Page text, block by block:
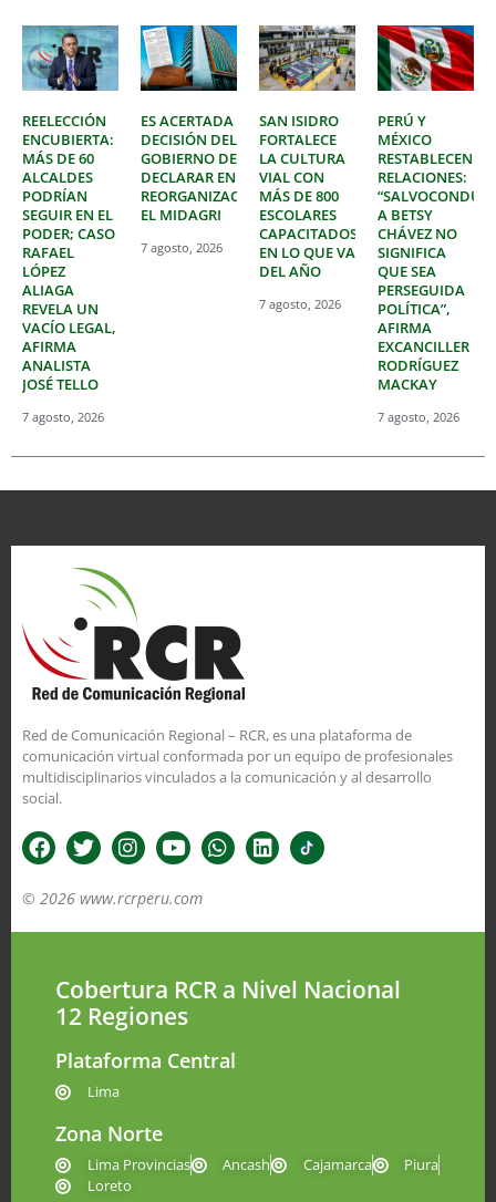
REELECCIÓN
ENCUBIERTA:
MÁS DE 60
ALCALDES
PODRÍAN
SEGUIR EN EL
PODER; CASO
RAFAEL
LÓPEZ
ALIAGA
REVELA UN
VACÍO LEGAL,
AFIRMA
ANALISTA
JOSÉ TELLO
7 agosto, 2026
ES ACERTADA
DECISIÓN DEL
GOBIERNO DE
DECLARAR EN
REORGANIZACIÓN
EL MIDAGRI
7 agosto, 2026
SAN ISIDRO
FORTALECE
LA CULTURA
VIAL CON
MÁS DE 800
ESCOLARES
CAPACITADOS
EN LO QUE VA
DEL AÑO
7 agosto, 2026
PERÚ Y
MÉXICO
RESTABLECEN
RELACIONES:
A BETSY
CHÁVEZ NO
SIGNIFICA
QUE SEA
PERSEGUIDA
POLÍTICA”,
AFIRMA
EXCANCILLER
RODRÍGUEZ
MACKAY
7 agosto, 2026
Red de Comunicación Regional – RCR, es una plataforma de
comunicación virtual conformada por un equipo de profesionales
multidisciplinarios vinculados a la comunicación y al desarrollo
social.
© 2026 www.rcrperu.com
Cobertura RCR a Nivel Nacional
12 Regiones
Plataforma Central
Lima
Zona Norte
Lima Provincias Ancash Cajamarca
Piura
Loreto